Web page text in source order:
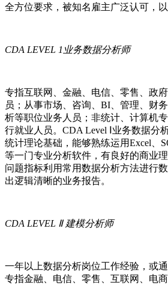
全方位要求，被知名雇主广泛认可，
CDA LEVEL 1业务数据分析师
专指互联网、金融、电信、零售、政
员；从事市场、咨询、BI、管理、财
析等职位业务人员；非统计、计算机
行就业人员。CDA Level Ⅰ业务数据分
统计理论基础，能够熟练运用Excel、
等一门专业分析软件，有良好的商业
问题指标利用常用数据分析方法进行
出逻辑清晰的业务报告。
CDA LEVEL Ⅱ 建模分析师
一年以上数据分析岗位工作经验，或通
专指金融、电信、零售、互联网、电